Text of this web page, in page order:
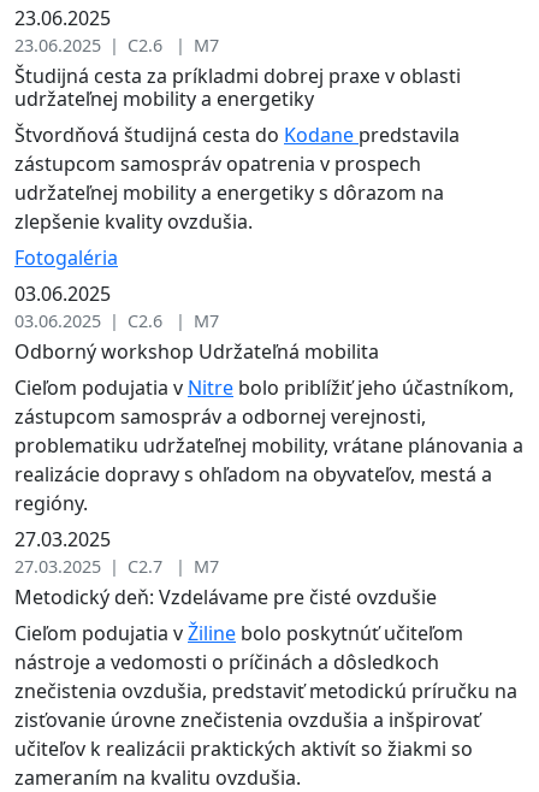
23.06.2025
23.06.2025 | C2.6 | M7
Študijná cesta za príkladmi dobrej praxe v oblasti
udržateľnej mobility a energetiky
Štvordňová študijná cesta do Kodane predstavila
zástupcom samospráv opatrenia v prospech
udržateľnej mobility a energetiky s dôrazom na
zlepšenie kvality ovzdušia.
Fotogaléria
03.06.2025
03.06.2025 | C2.6 | M7
Odborný workshop Udržateľná mobilita
Cieľom podujatia v Nitre bolo priblížiť jeho účastníkom,
zástupcom samospráv a odbornej verejnosti,
problematiku udržateľnej mobility, vrátane plánovania a
realizácie dopravy s ohľadom na obyvateľov, mestá a
regióny.
27.03.2025
27.03.2025 | C2.7 | M7
Metodický deň: Vzdelávame pre čisté ovzdušie
Cieľom podujatia vŽiline bolo poskytnúť učiteľom
nástroje a vedomosti o príčinách a dôsledkoch
znečistenia ovzdušia, predstaviť metodickú príručku na
zisťovanie úrovne znečistenia ovzdušia a inšpirovať
učiteľov k realizácii praktických aktivít so žiakmi so
zameraním na kvalitu ovzdušia.